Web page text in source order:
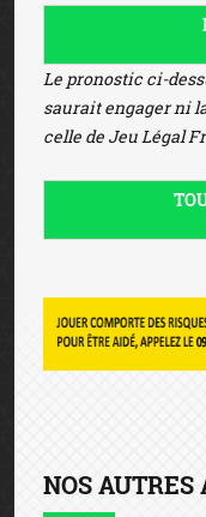
Le pronostic ci-
saurait engager ni
celle de Jeu Légal
NOS AUTRES